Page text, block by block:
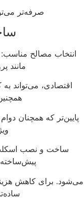
صرفه‌تر
انتخاب مصالح
مانند
اقتصادی، می‌تواند
پایین‌تر که همچنان
ساخت و نصب
پیش‌ساخته
برای کاهش